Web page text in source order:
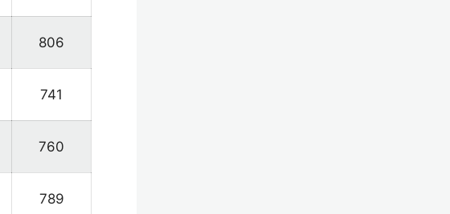
806
741
760
789